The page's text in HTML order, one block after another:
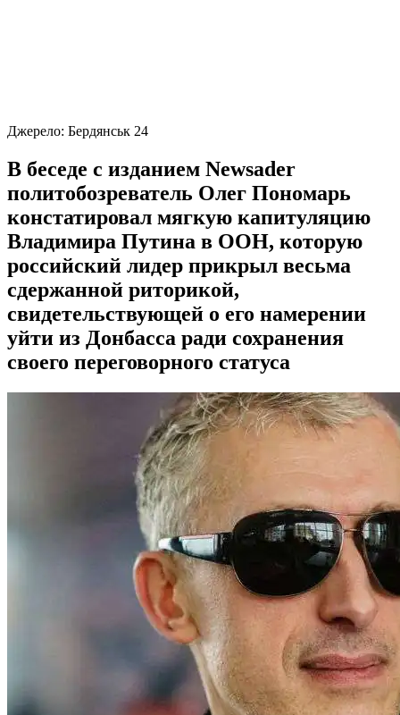
Джерело: Бердянськ 24
В беседе с изданием Newsader
политобозреватель Олег Пономарь
констатировал мягкую капитуляцию
Владимира Путина в ООН, которую
российский лидер прикрыл весьма
сдержанной риторикой,
свидетельствующей о его намерении
уйти из Донбасса ради сохранения
своего переговорного статуса